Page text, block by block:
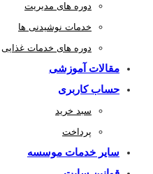
دوره های مدیریت
خدمات نوشیدنی ها
دوره های خدمات غذایی
مقالات آموزشی
حساب کاربری
سبد خرید
پرداخت
سایر خدمات موسسه